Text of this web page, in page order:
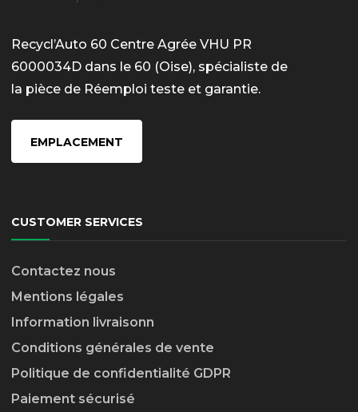
Recycl’Auto 60 Centre Agrée VHU PR
6000034D dans le 60 (Oise), spécialiste de
la pièce de Réemploi teste et garantie.
EMPLACEMENT
CUSTOMER SERVICES
Contactez nous
Mentions légales
Information livraisonn
Conditions générales de vente
Politique de confidentialité GDPR
Paiement sécurisé